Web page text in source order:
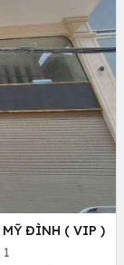
MỸ ĐÌNH ( VIP )
1